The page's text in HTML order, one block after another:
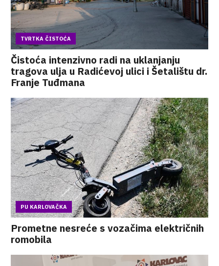
TVRTKA ČISTOĆA
Čistoća intenzivno radi na uklanjanju
tragova ulja u Radićevoj ulici i Šetalištu dr.
Franje Tuđmana
PU KARLOVAČKA
Prometne nesreće s vozačima električnih
romobila